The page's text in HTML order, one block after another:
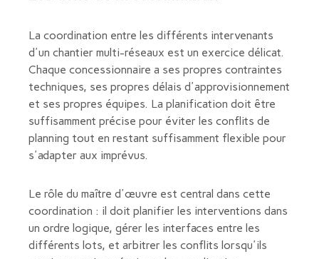
La coordination entre les différents intervenants
d'un chantier multi-réseaux est un exercice délicat.
Chaque concessionnaire a ses propres contraintes
techniques, ses propres délais d'approvisionnement
et ses propres équipes. La planification doit être
suffisamment précise pour éviter les conflits de
planning tout en restant suffisamment flexible pour
s'adapter aux imprévus.
Le rôle du maître d'œuvre est central dans cette
coordination : il doit planifier les interventions dans
un ordre logique, gérer les interfaces entre les
différents lots, et arbitrer les conflits lorsqu'ils